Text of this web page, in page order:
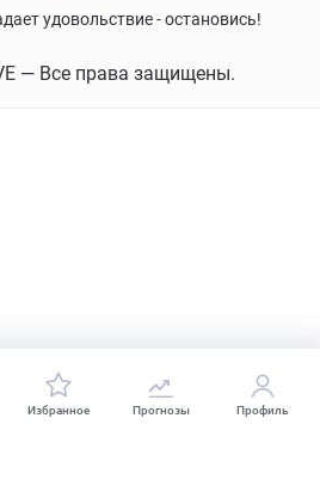
удовольствие - остановись!
— Все права защищены.
Избранное Прогнозы Профиль